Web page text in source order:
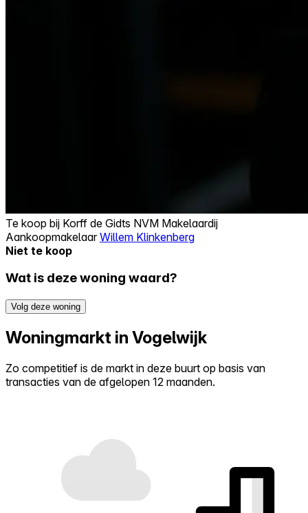
Te koop bij Korff de Gidts NVM Makelaardij
AankoopmakelaarWillem Klinkenberg
Niet te koop
Wat is deze woning waard?
Volg deze woning
Woningmarkt in Vogelwijk
Zo competitief is de markt in deze buurt op basis van
transacties van de afgelopen 12 maanden.